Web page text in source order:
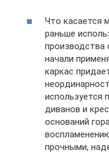
Что касается
раньше
производства
начали
каркас
используется
диванов и
оснований
прочными,